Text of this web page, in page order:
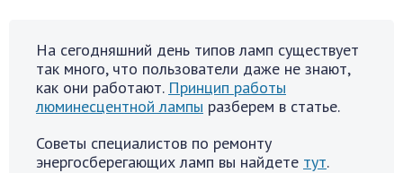
На сегодняшний день типов ламп существует
так много, что пользователи даже не знают,
как они работают. Принцип работы
люминесцентной лампы разберем в статье.
Советы специалистов по ремонту
энергосберегающих ламп вы найдете тут.